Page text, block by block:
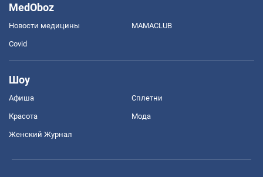
MedOboz
Новости медицины MAMACLUB
Covid
Шоу
Афиша Сплетни
Красота Мода
Женский Журнал